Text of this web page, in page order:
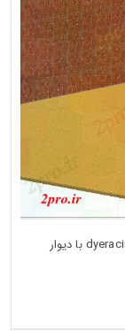
دانلود نقشه بلوک میز صندلیطراحی تریدی از جدول dyeracin با دیوار